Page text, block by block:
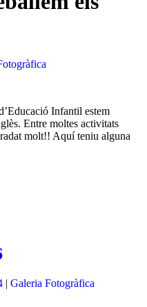
Infantil estem
Entre moltes activitats
molt!! Aquí teniu alguna
| Galeria Fotogràfica